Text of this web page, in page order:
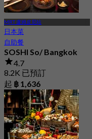
MRT 盧姆皮尼站
日本菜
自助餐
SOSHI So/ Bangkok
4.7
8.2K 已預訂
起 ฿ 1,636